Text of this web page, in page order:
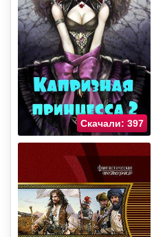
Скачали: 397